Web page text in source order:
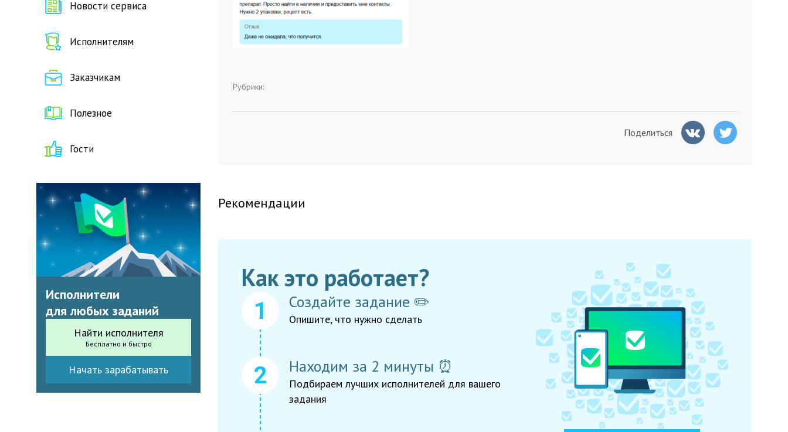
Новости сервиса
Исполнителям
Заказчикам
Полезное
Гости
Исполнители
для любых заданий
Найти исполнителя
Бесплатно и быстро
Начать зарабатывать
Рубрики:
Поделиться
Рекомендации
Как это работает?
Создайте задание ✏️
Опишите, что нужно сделать
Находим за 2 минуты ⏰
Подбираем лучших исполнителей для вашего
задания